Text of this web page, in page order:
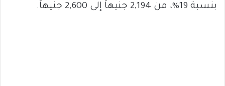
بنسبة 19%، من 2,194 جنيهاً إلى 2,600 جنيهاً.